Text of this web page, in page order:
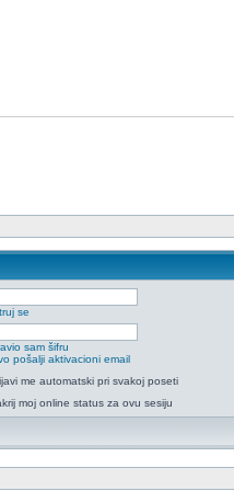
se
sam šifru
pošalji aktivacioni email
me automatski pri svakoj poseti
moj online status za ovu sesiju